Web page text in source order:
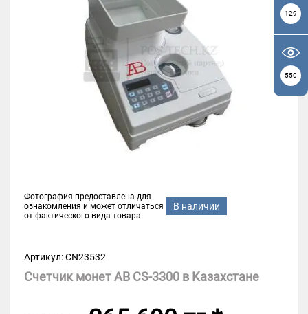
129
550
Фотография предоставлена для
ознакомления и может отличаться
от фактического вида товара
В наличии
Артикул: CN23532
Счетчик монет AB CS-3300 в Казахстане